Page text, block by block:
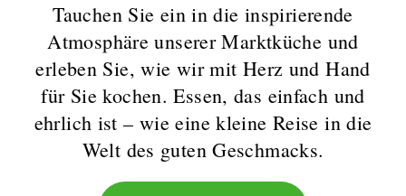
Tauchen Sie ein in die inspirierende
Atmosphäre unserer Marktküche und
erleben Sie, wie wir mit Herz und Hand
für Sie kochen. Essen, das einfach und
ehrlich ist – wie eine kleine Reise in die
Welt des guten Geschmacks.